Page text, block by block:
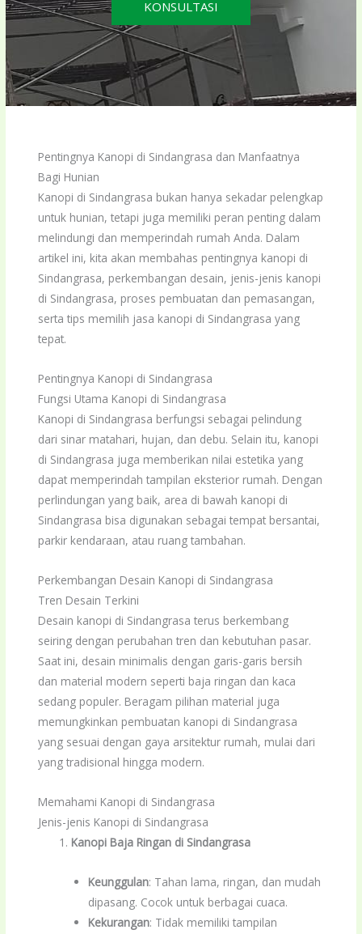
KONSULTASI
Pentingnya Kanopi di Sindangrasa dan Manfaatnya
Bagi Hunian
Kanopi di Sindangrasa bukan hanya sekadar pelengkap
untuk hunian, tetapi juga memiliki peran penting dalam
melindungi dan memperindah rumah Anda. Dalam
artikel ini, kita akan membahas pentingnya kanopi di
Sindangrasa, perkembangan desain, jenis-jenis kanopi
di Sindangrasa, proses pembuatan dan pemasangan,
serta tips memilih jasa kanopi di Sindangrasa yang
tepat.
Pentingnya Kanopi di Sindangrasa
Fungsi Utama Kanopi di Sindangrasa
Kanopi di Sindangrasa berfungsi sebagai pelindung
dari sinar matahari, hujan, dan debu. Selain itu, kanopi
di Sindangrasa juga memberikan nilai estetika yang
dapat memperindah tampilan eksterior rumah. Dengan
perlindungan yang baik, area di bawah kanopi di
Sindangrasa bisa digunakan sebagai tempat bersantai,
parkir kendaraan, atau ruang tambahan.
Perkembangan Desain Kanopi di Sindangrasa
Tren Desain Terkini
Desain kanopi di Sindangrasa terus berkembang
seiring dengan perubahan tren dan kebutuhan pasar.
Saat ini, desain minimalis dengan garis-garis bersih
dan material modern seperti baja ringan dan kaca
sedang populer. Beragam pilihan material juga
memungkinkan pembuatan kanopi di Sindangrasa
yang sesuai dengan gaya arsitektur rumah, mulai dari
yang tradisional hingga modern.
Memahami Kanopi di Sindangrasa
Jenis-jenis Kanopi di Sindangrasa
Kanopi Baja Ringan di Sindangrasa
Keunggulan: Tahan lama, ringan, dan mudah
dipasang. Cocok untuk berbagai cuaca.
Kekurangan: Tidak memiliki tampilan